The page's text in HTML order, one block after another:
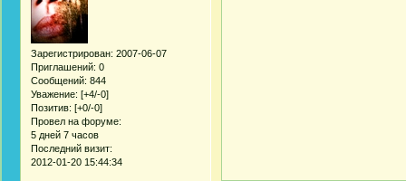
Зарегистрирован: 2007-06-07
Приглашений: 0
Сообщений: 844
Уважение: [+4/-0]
Позитив: [+0/-0]
Провел на форуме:
5 дней 7 часов
Последний визит:
2012-01-20 15:44:34